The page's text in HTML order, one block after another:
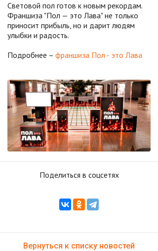
Световой пол готов к новым рекордам.
Франшиза "Пол — это Лава" не только
приносит прибыль, но и дарит людям
улыбки и радость.
Подробнее – франшиза Пол - это Лава
Поделиться в соцсетях
Вернуться к списку новостей